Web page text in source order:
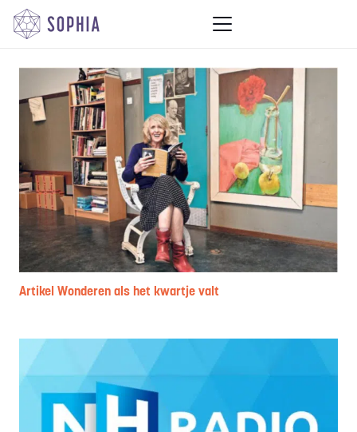
Artikel Wonderen als het kwartje valt